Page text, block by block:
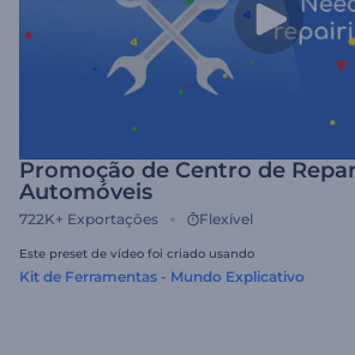
Promoção de Centro de
Automóveis
722K+ Exportações Flexível
Este preset de vídeo foi criado usando
Kit de Ferramentas - Mundo Explicativo